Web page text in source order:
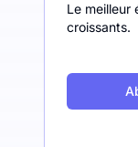
Le meilleur
croissants.